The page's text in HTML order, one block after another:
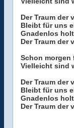
Der Traum der
Bleibt für uns
Gnadenlos
Der Traum der
Schon morgen
Vielleicht sind
Der Traum der
Bleibt für uns
Gnadenlos
Der Traum der